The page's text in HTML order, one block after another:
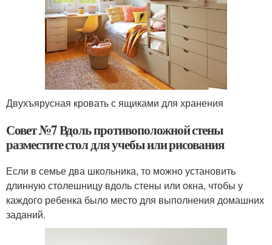
Двухъярусная кровать с ящиками для хранения
Совет №7 Вдоль противоположной стены
разместите стол для учебы или рисования
Если в семье два школьника, то можно установить
длинную столешницу вдоль стены или окна, чтобы у
каждого ребенка было место для выполнения домашних
заданий.